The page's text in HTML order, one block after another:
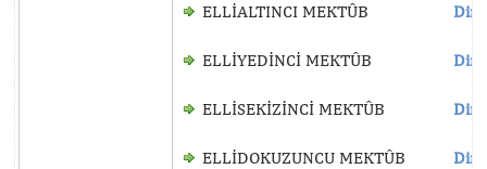
ELLİALTINCI MEKTÛB
ELLİYEDİNCİ MEKTÛB
ELLİSEKİZİNCİ MEKTÛB
ELLİDOKUZUNCU MEKTÛB